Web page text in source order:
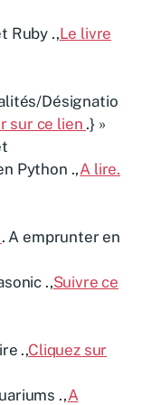
Ruby .,Le livre
Désignatio
sur ce lien .} »
Python .,A lire.
. A emprunter en
.,Suivre ce
.,Cliquez sur
.,A